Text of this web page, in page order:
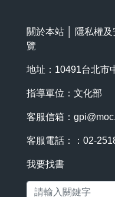
關於本站 隱私權
覽
地址：10491台北市
指導單位：文化部
客服信箱：
客服電話：：02-
我要找書